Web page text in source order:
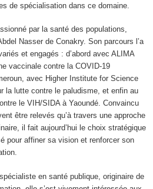
de spécialisation dans ce domaine.
par la santé des populations,
Nasser de Conakry. Son parcours l’a
et engagés : d’abord avec ALIMA
vaccinale contre la COVID-19
avec Higher Institute for Science
la lutte contre le paludisme, et enfin au
le VIH/SIDA à Yaoundé. Convaincu
être relevés qu’à travers une approche
il fait aujourd’hui le choix stratégique
pour affiner sa vision et renforcer son
en santé publique, originaire de